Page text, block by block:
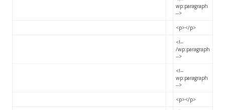
wp:paragraph
-->
<p></p>
<!--
/wp:paragraph
-->
<!--
wp:paragraph
-->
<p></p>